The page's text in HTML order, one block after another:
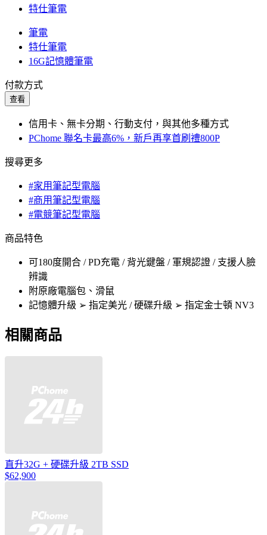
特仕筆電
筆電
特仕筆電
16G記憶體筆電
付款方式
查看
信用卡、無卡分期、行動支付，與其他多種方式
PChome 聯名卡最高6%，新戶再享首刷禮800P
搜尋更多
#家用筆記型電腦
#商用筆記型電腦
#電競筆記型電腦
商品特色
可180度開合 / PD充電 / 背光鍵盤 / 軍規認證 / 支援人臉
辨識
附原廠電腦包、滑鼠
記憶體升級 ➢ 指定美光 / 硬碟升級 ➢ 指定金士頓 NV3
相關商品
直升32G + 硬碟升級 2TB SSD
$62,900